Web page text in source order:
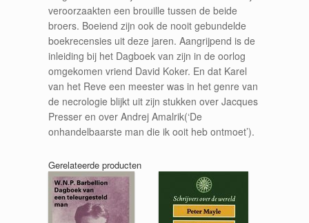
veroorzaakten een brouille tussen de beide
broers. Boeiend zijn ook de nooit gebundelde
boekrecensies uit deze jaren. Aangrijpend is de
inleiding bij het Dagboek van zijn in de oorlog
omgekomen vriend David Koker. En dat Karel
van het Reve een meester was in het genre van
de necrologie blijkt uit zijn stukken over Jacques
Presser en over Andrej Amalrik(‘De
onhandelbaarste man die ik ooit heb ontmoet’).
Gerelateerde producten